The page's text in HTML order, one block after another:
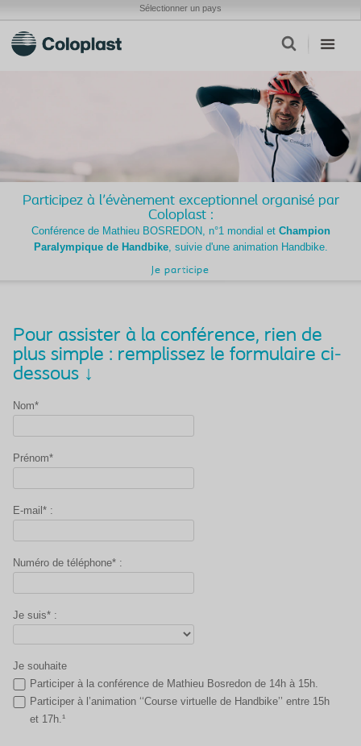
Sélectionner un pays
Participez à l'évènement exceptionnel organisé par
Coloplast :
Conférence de Mathieu BOSREDON, n°1 mondial et Champion
Paralympique de Handbike, suivie d'une animation Handbike.
Je participe
Pour assister à la conférence, rien de
plus simple : remplissez le formulaire ci-
dessous ↓
Nom*
Prénom*
E-mail* :
Numéro de téléphone* :
Je suis* :
Je souhaite
Participer à la conférence de Mathieu Bosredon de 14h à 15h.
Participer à l’animation ‘‘Course virtuelle de Handbike’’ entre 15h
et 17h.¹